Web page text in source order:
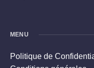
MENU
Politique de